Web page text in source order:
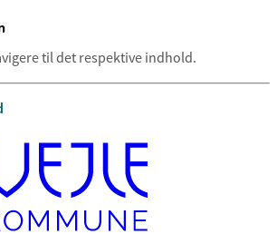
til det respektive indhold.